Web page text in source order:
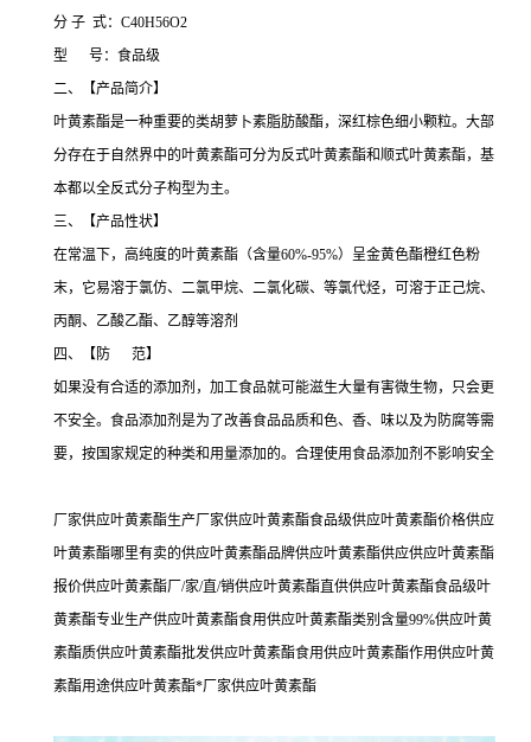
分 子 式：C40H56O2
型 号：食品级
二、【产品简介】
叶黄素酯是一种重要的类胡萝卜素脂肪酸酯，深红棕色细小颗粒。大部
分存在于自然界中的叶黄素酯可分为反式叶黄素酯和顺式叶黄素酯，基
本都以全反式分子构型为主。
三、【产品性状】
在常温下，高纯度的叶黄素酯（含量60%-95%）呈金黄色酯橙红色粉
末，它易溶于氯仿、二氯甲烷、二氯化碳、等氯代烃，可溶于正己烷、
丙酮、乙酸乙酯、乙醇等溶剂
四、【防 范】
如果没有合适的添加剂，加工食品就可能滋生大量有害微生物，只会更
不安全。食品添加剂是为了改善食品品质和色、香、味以及为防腐等需
要，按国家规定的种类和用量添加的。合理使用食品添加剂不影响安全
厂家供应叶黄素酯生产厂家供应叶黄素酯食品级供应叶黄素酯价格供应
叶黄素酯哪里有卖的供应叶黄素酯品牌供应叶黄素酯供应供应叶黄素酯
报价供应叶黄素酯厂/家/直/销供应叶黄素酯直供供应叶黄素酯食品级叶
黄素酯专业生产供应叶黄素酯食用供应叶黄素酯类别含量99%供应叶黄
素酯质供应叶黄素酯批发供应叶黄素酯食用供应叶黄素酯作用供应叶黄
素酯用途供应叶黄素酯*厂家供应叶黄素酯